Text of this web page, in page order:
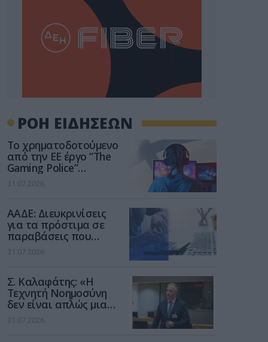
ΡΟΗ ΕΙΔΗΣΕΩΝ
Το χρηματοδοτούμενο
από την ΕΕ έργο “The
Gaming Police”
ενισχύει την ασφάλεια
των παιδιών στο
31.07.2026
ΑΑΔΕ: Διευκρινίσεις
για τα πρόστιμα σε
παραβάσεις που
αφορούν τους ΦΗΜ
31.07.2026
Σ. Καλαφάτης: «Η
Τεχνητή Νοημοσύνη
δεν είναι απλώς μια
νέα τεχνολογία, είναι
μια νέα βιομηχανική
31.07.2026